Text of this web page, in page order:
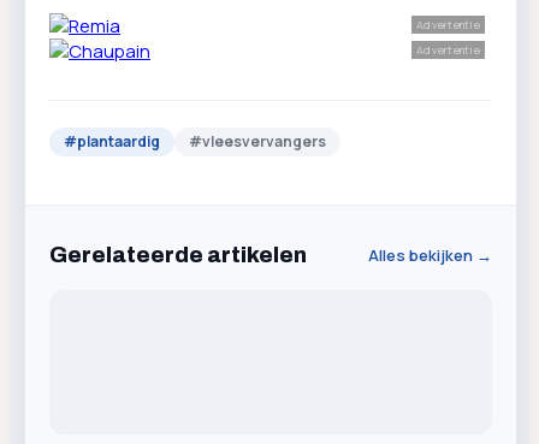
Advertentie
Advertentie
#plantaardig #vleesvervangers
Gerelateerde artikelen Alles bekijken →